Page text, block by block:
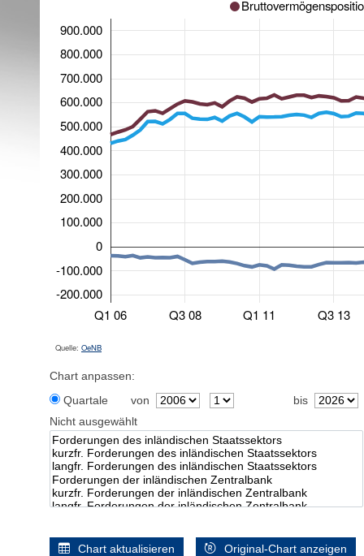
Q1 06 Q3 08 Q1 11 Q3 13
-200.000
-100.000
0
100.000
200.000
300.000
400.000
500.000
600.000
700.000
800.000
900.000
Quelle: OeNB
Chart anpassen:
Quartale
von
bis
Nicht ausgewählt
Chart aktualisieren Original-Chart anzeigen